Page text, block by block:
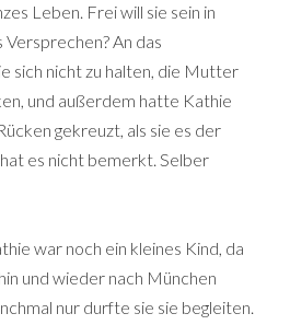
Leben. Frei will sie sein in
An das
sich nicht zu halten, die Mutter
und außerdem hatte Kathie
gekreuzt, als sie es der
es nicht bemerkt. Selber
war noch ein kleines Kind, da
und wieder nach München
nur durfte sie sie begleiten.